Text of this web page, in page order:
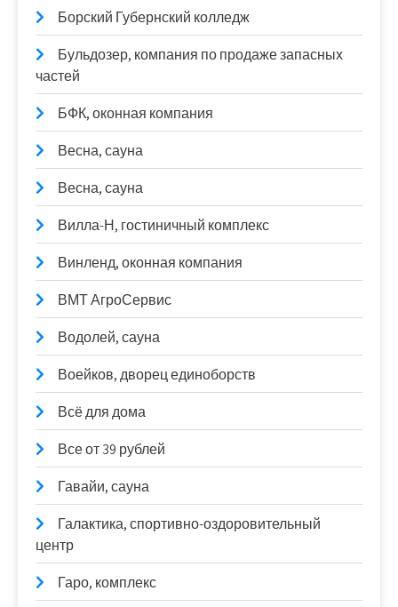
Борский Губернский колледж
Бульдозер, компания по продаже запасных
частей
БФК, оконная компания
Весна, сауна
Весна, сауна
Вилла-Н, гостиничный комплекс
Винленд, оконная компания
ВМТ АгроСервис
Водолей, сауна
Воейков, дворец единоборств
Всё для дома
Все от 39 рублей
Гавайи, сауна
Галактика, спортивно-оздоровительный
центр
Гаро, комплекс